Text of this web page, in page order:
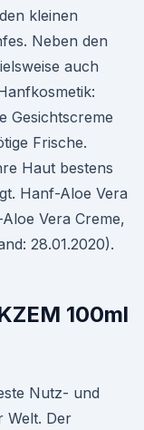
kleinen
Neben den
auch
Gesichtscreme
Frische.
Haut bestens
Hanf-Aloe Vera
Vera Creme,
28.01.2020).
100ml
Nutz- und
Welt. Der